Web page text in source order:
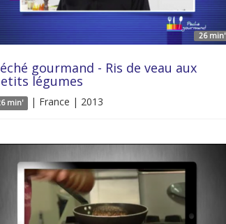
26 min'
gourmand - Ris de veau aux
légumes
min' | France | 2013